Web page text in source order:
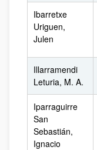
Ibarretxe
Uriguen,
Julen
Illarramendi
Leturia, M. A.
Iparraguirre
San
Sebastián,
Ignacio